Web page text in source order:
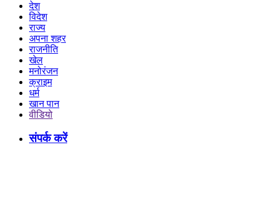
देश
विदेश
राज्य
अपना शहर
राजनीति
खेल
मनोरंजन
क्राइम
धर्म
खान पान
वीडियो
संपर्क करें